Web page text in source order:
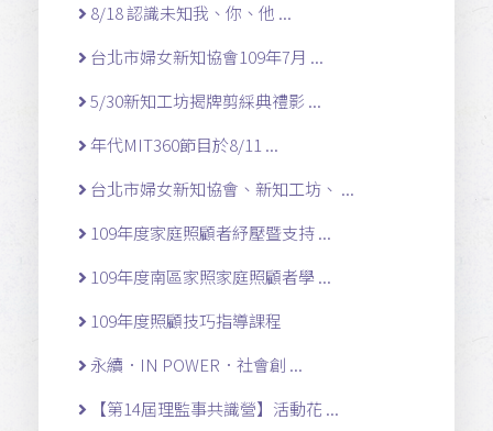
8/18 認識未知我、你、他 ...
台北市婦女新知協會109年7月 ...
5/30新知工坊揭牌剪綵典禮影 ...
年代MIT360節目於8/11 ...
台北市婦女新知協會、新知工坊、 ...
109年度家庭照顧者紓壓暨支持 ...
109年度南區家照家庭照顧者學 ...
109年度照顧技巧指導課程
永續．IN POWER．社會創 ...
【第14屆理監事共識營】活動花 ...